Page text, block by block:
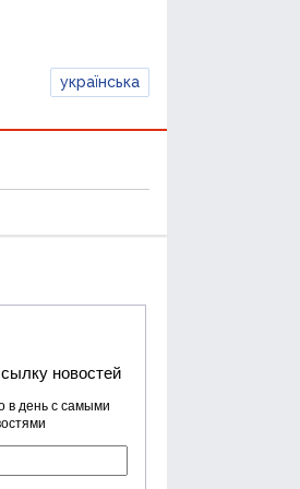
українська
новостей
в день с самыми